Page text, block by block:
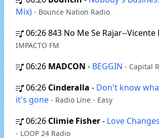
Mix) - Bounce Nation Radio
06:26843 No Me Se Rajar--Vicente
IMPACTO FM
06:26 MADCON - BEGGIN - Capital
06:26 Cinderalla - Don't know
it's gone - Radio Line - Easy
06:26 Climie Fisher- Love
- LOOP 24 Radio